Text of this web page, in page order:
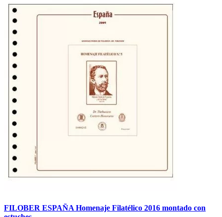
FILOBER ESPAÑA Homenaje Filatélico 2016 montado con